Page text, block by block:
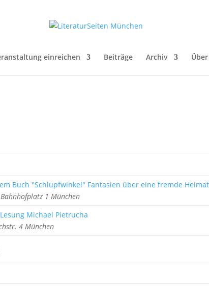
einreichen Beiträge Archiv
Buch "Schlupfwinkel" Fantasien über eine fremde Heimat
1 München
Michael Pietrucha
4 München